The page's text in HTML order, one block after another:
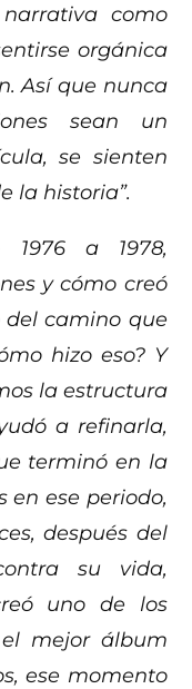
como
orgánica
Así que nunca
sean un
se sienten
la historia”.
1976 a 1978,
y cómo creó
del camino que
hizo eso? Y
la estructura
a refinarla,
terminó en la
en ese periodo,
después del
su vida,
uno de los
mejor álbum
ese momento